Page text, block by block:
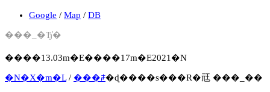
Google / Map / DB
���_�Ђ̓�
����13.03m�E����17m�E2021�N
�N�X�m�L/ ���ꌧ�ɖ����s���R�㒬 ���_��